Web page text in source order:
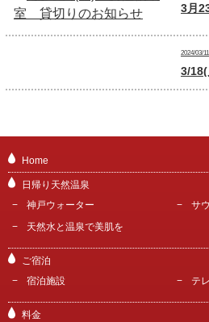
3月
2024/03/11
3/
Home
日帰り天然温泉
神戸ウォーター
サ
天然水と温泉で美肌を
ご宿泊
宿泊施設
テ
料金